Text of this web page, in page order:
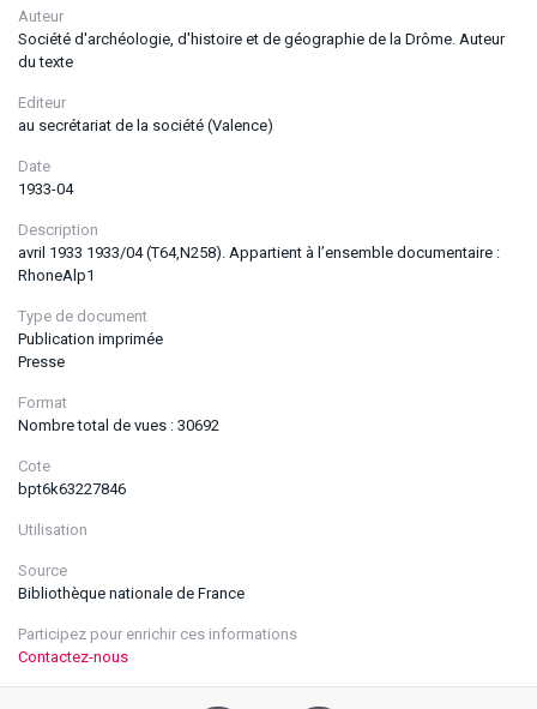
Auteur
Société d'archéologie, d'histoire et de géographie de la Drôme. Auteur
du texte
Editeur
au secrétariat de la société (Valence)
Date
1933-04
Description
avril 1933 1933/04 (T64,N258). Appartient à l’ensemble documentaire :
RhoneAlp1
Type de document
Publication imprimée
Presse
Format
Nombre total de vues : 30692
Cote
bpt6k63227846
Utilisation
Source
Bibliothèque nationale de France
Participez pour enrichir ces informations
Contactez-nous